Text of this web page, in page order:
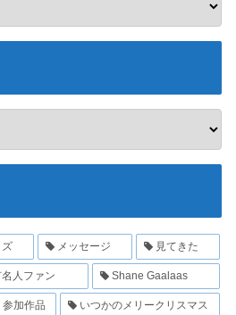
ズ メッセージ 見てきた
人ファン Shane Gaalaas
参加作品 いつかのメリークリスマス